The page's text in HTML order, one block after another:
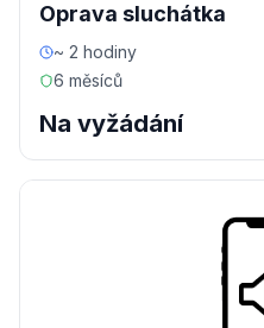
Oprava sluchátka
~ 2 hodiny
6 měsíců
Na vyžádání